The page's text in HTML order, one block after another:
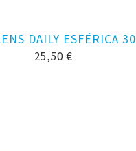
DAILY ESFÉRICA 30
25,50 €